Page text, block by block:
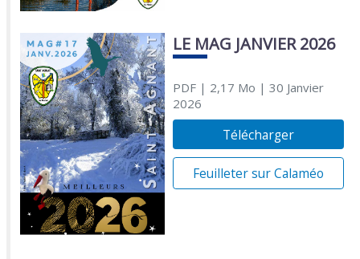
LE MAG JANVIER 2026
PDF| 2,17 Mo | 30 Janvier
2026
Télécharger
Feuilleter sur Calaméo